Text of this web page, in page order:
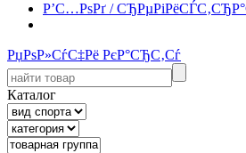
Р’С…РѕРґ /
РџРѕР»СѓС‡Рё РєР°СЂС‚Сѓ
Каталог